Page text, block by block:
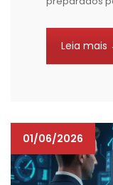
Leia mais
01/06/2026